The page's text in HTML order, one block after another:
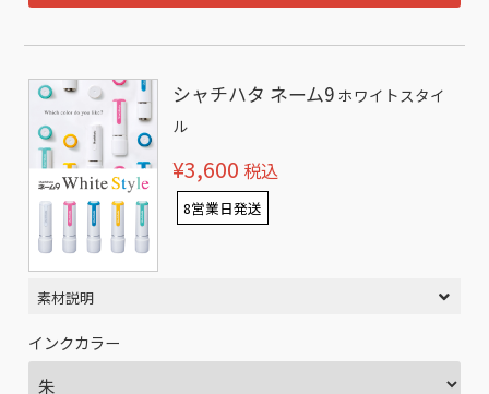
シャチハタ ネーム9 ホワイトスタイ
ル
¥3,600 税込
8営業日発送
素材説明
インクカラー